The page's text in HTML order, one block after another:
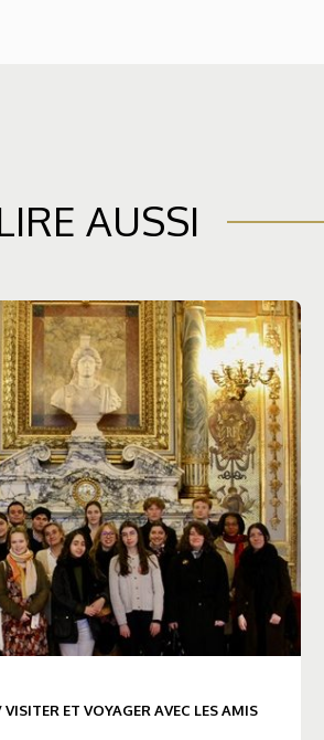
AUSSI
VISITER ET VOYAGER AVEC LES AMIS